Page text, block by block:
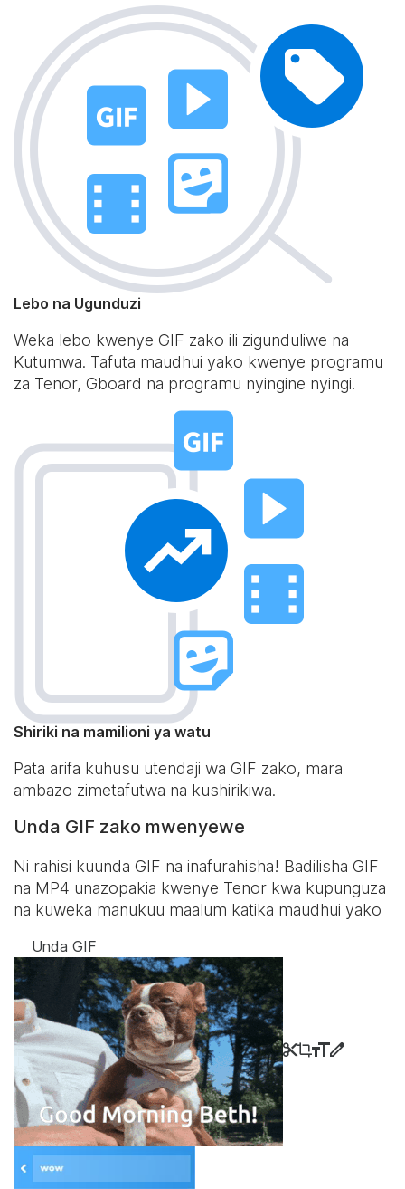
Lebo na Ugunduzi
Weka lebo kwenye GIF zako ili zigunduliwe na
Kutumwa. Tafuta maudhui yako kwenye programu
za Tenor, Gboard na programu nyingine nyingi.
Shiriki na mamilioni ya watu
Pata arifa kuhusu utendaji wa GIF zako, mara
ambazo zimetafutwa na kushirikiwa.
Unda GIF zako mwenyewe
Ni rahisi kuunda GIF na inafurahisha! Badilisha GIF
na MP4 unazopakia kwenye Tenor kwa kupunguza
na kuweka manukuu maalum katika maudhui yako
Unda GIF